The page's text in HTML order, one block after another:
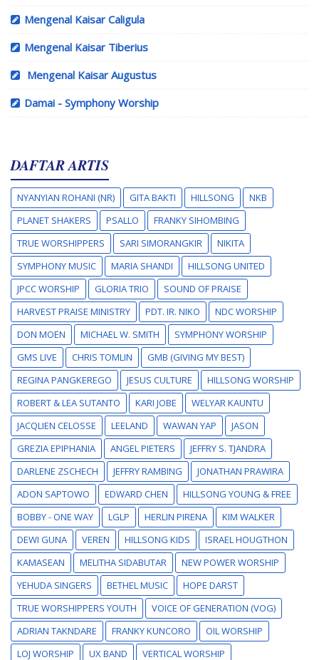
Mengenal Kaisar Caligula
Mengenal Kaisar Tiberius
Mengenal Kaisar Augustus
Damai - Symphony Worship
DAFTAR ARTIS
NYANYIAN ROHANI (NR) GITA BAKTI HILLSONG
NKB
PLANET SHAKERS
PSALLO
FRANKY SIHOMBING
TRUE WORSHIPPERS
SARI SIMORANGKIR
NIKITA
SYMPHONY MUSIC
MARIA SHANDI
HILLSONG UNITED
JPCC WORSHIP
GLORIA TRIO
SOUND OF PRAISE
HARVEST PRAISE MINISTRY
PDT. IR. NIKO
NDC WORSHIP
DON MOEN
MICHAEL W. SMITH
SYMPHONY WORSHIP
GMS LIVE
CHRIS TOMLIN
GMB (GIVING MY BEST)
REGINA PANGKEREGO
JESUS CULTURE
HILLSONG WORSHIP
ROBERT & LEA SUTANTO
KARI JOBE
WELYAR KAUNTU
JACQLIEN CELOSSE
LEELAND WAWAN YAP
JASON
GREZIA EPIPHANIA
ANGEL PIETERS
JEFFRY S. TJANDRA
DARLENE ZSCHECH
JEFFRY RAMBING
JONATHAN PRAWIRA
ADON SAPTOWO
EDWARD CHEN
HILLSONG YOUNG & FREE
BOBBY - ONE WAY
LGLP HERLIN PIRENA
KIM WALKER
DEWI GUNA
VEREN HILLSONG KIDS
ISRAEL HOUGTHON
KAMASEAN
MELITHA SIDABUTAR
NEW POWER WORSHIP
YEHUDA SINGERS
BETHEL MUSIC
HOPE DARST
TRUE WORSHIPPERS YOUTH
VOICE OF GENERATION (VOG)
ADRIAN TAKNDARE
FRANKY KUNCORO
OIL WORSHIP
LOJ WORSHIP
UX BAND
VERTICAL WORSHIP